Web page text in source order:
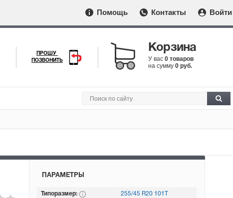
Помощь Контакты Войти
ПРОШУ
ПОЗВОНИТЬ
Корзина
У вас 0 товаров
на сумму 0 руб.
ПАРАМЕТРЫ
Типоразмер: 255/45 R20 101T